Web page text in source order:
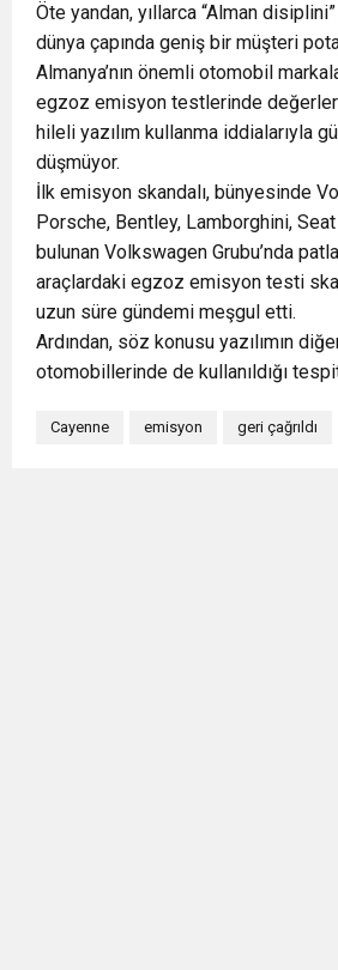
Öte yandan, yıllarca “Alman
dünya çapında geniş bir müşteri
Almanya’nın önemli otomobil
egzoz emisyon testlerinde
hileli yazılım kullanma iddialarıyla
düşmüyor.
İlk emisyon skandalı, bünyesinde
Porsche, Bentley, Lamborghini,
bulunan Volkswagen Grubu’nda
araçlardaki egzoz emisyon testi
uzun süre gündemi meşgul etti.
Ardından, söz konusu yazılımın
otomobillerinde de kullanıldığı
Cayenne emisyon geri çağrıldı